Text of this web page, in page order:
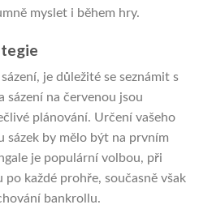
myslet i během hry.
je důležité se seznámit s
sázení na červenou jsou
plánování. Určení vašeho
sázek by mělo být na prvním
je populární volbou, při
po každé prohře, současně však
bankrollu.